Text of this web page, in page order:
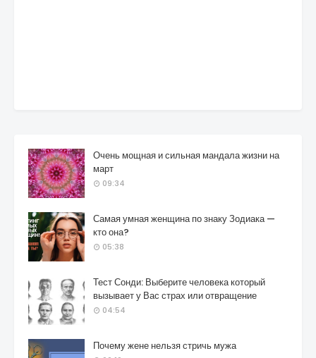
Очень мощная и сильная мандала жизни на
март
09:34
Самая умная женщина по знаку Зодиака —
кто она?
05:38
Тест Сонди: Выберите человека который
вызывает у Вас страх или отвращение
04:54
Почему жене нельзя стричь мужа